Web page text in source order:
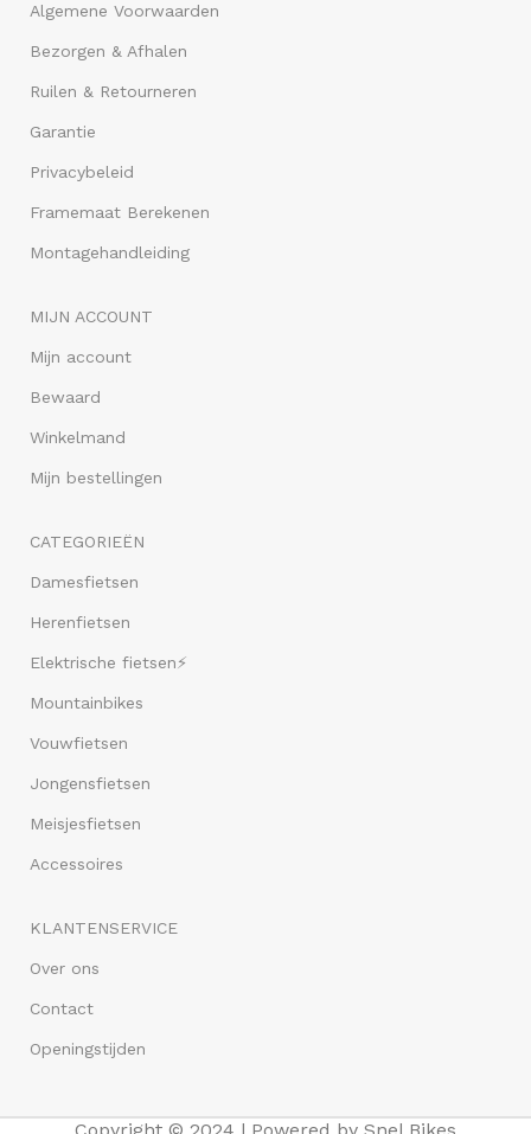
Algemene Voorwaarden
Bezorgen & Afhalen
Ruilen & Retourneren
Garantie
Privacybeleid
Framemaat Berekenen
Montagehandleiding
MIJN ACCOUNT
Mijn account
Bewaard
Winkelmand
Mijn bestellingen
CATEGORIEËN
Damesfietsen
Herenfietsen
Elektrische fietsen⚡
Mountainbikes
Vouwfietsen
Jongensfietsen
Meisjesfietsen
Accessoires
KLANTENSERVICE
Over ons
Contact
Openingstijden